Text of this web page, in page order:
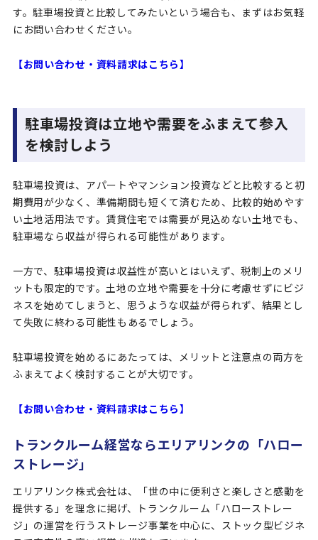
す。駐車場投資と比較してみたいという場合も、まずはお気軽
にお問い合わせください。
【お問い合わせ・資料請求はこちら】
駐車場投資は立地や需要をふまえて参入
を検討しよう
駐車場投資は、アパートやマンション投資などと比較すると初
期費用が少なく、準備期間も短くて済むため、比較的始めやす
い土地活用法です。賃貸住宅では需要が見込めない土地でも、
駐車場なら収益が得られる可能性があります。
一方で、駐車場投資は収益性が高いとはいえず、税制上のメリ
ットも限定的です。土地の立地や需要を十分に考慮せずにビジ
ネスを始めてしまうと、思うような収益が得られず、結果とし
て失敗に終わる可能性もあるでしょう。
駐車場投資を始めるにあたっては、メリットと注意点の両方を
ふまえてよく検討することが大切です。
【お問い合わせ・資料請求はこちら】
トランクルーム経営ならエリアリンクの「ハロー
ストレージ」
エリアリンク株式会社は、「世の中に便利さと楽しさと感動を
提供する」を理念に掲げ、トランクルーム「ハローストレー
ジ」の運営を行うストレージ事業を中心に、ストック型ビジネ